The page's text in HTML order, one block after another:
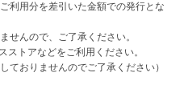
利用分を差引いた金額での発行とな
せんので、ご了承ください。
トアなどをご利用ください。
おりませんのでご了承ください）